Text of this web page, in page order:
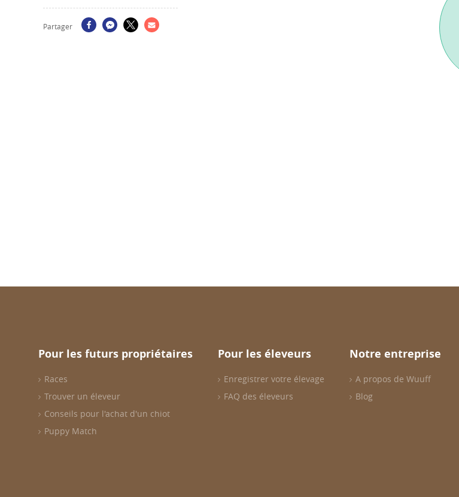
Partager
Pour les futurs propriétaires
Races
Trouver un éleveur
Conseils pour l'achat d'un chiot
Puppy Match
Pour les éleveurs
Enregistrer votre élevage
FAQ des éleveurs
Notre entreprise
A propos de Wuuff
Blog